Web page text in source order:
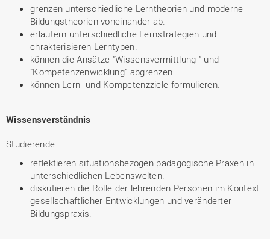
grenzen unterschiedliche Lerntheorien und moderne
Bildungstheorien voneinander ab.
erläutern unterschiedliche Lernstrategien und
chrakterisieren Lerntypen.
können die Ansätze "Wissensvermittlung " und
"Kompetenzenwicklung" abgrenzen.
können Lern- und Kompetenzziele formulieren.
Wissensverständnis
Studierende
reflektieren situationsbezogen pädagogische Praxen in
unterschiedlichen Lebenswelten.
diskutieren die Rolle der lehrenden Personen im Kontext
gesellschaftlicher Entwicklungen und veränderter
Bildungspraxis.